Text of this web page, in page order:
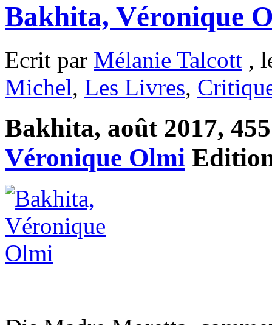
Bakhita, Véronique
Ecrit par Mélanie Talcott ,
Michel, Les Livres,
Bakhita, août 2017,
Véronique Olmi